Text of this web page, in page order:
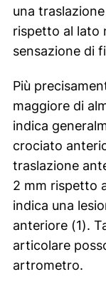
una
rispetto al lato
sensazione di
Più
maggiore di
indica
crociato
traslazione
2 mm rispetto
indica una
anteriore (1).
articolare
artrometro.